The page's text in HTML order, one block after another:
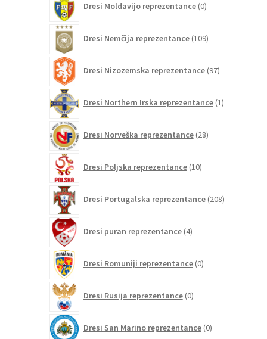
Dresi Moldavijo reprezentance 0izdelkov
Dresi Nemčija reprezentance 109izdelkov
Dresi Nizozemska reprezentance 97izdelkov
Dresi Northern Irska reprezentance 1izdelek
Dresi Norveška reprezentance 28izdelkov
Dresi Poljska reprezentance 10izdelkov
Dresi Portugalska reprezentance 208izdelkov
Dresi puran reprezentance 4izdelki
Dresi Romuniji reprezentance 0izdelkov
Dresi Rusija reprezentance 0izdelkov
Dresi San Marino reprezentance 0izdelkov